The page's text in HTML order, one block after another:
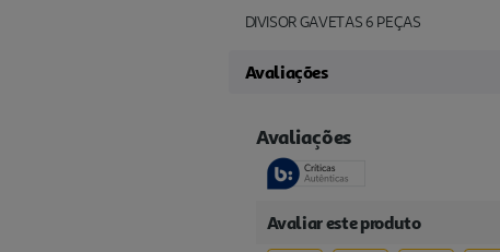
DIVISOR GAVETAS 6 PEÇAS
Avaliações